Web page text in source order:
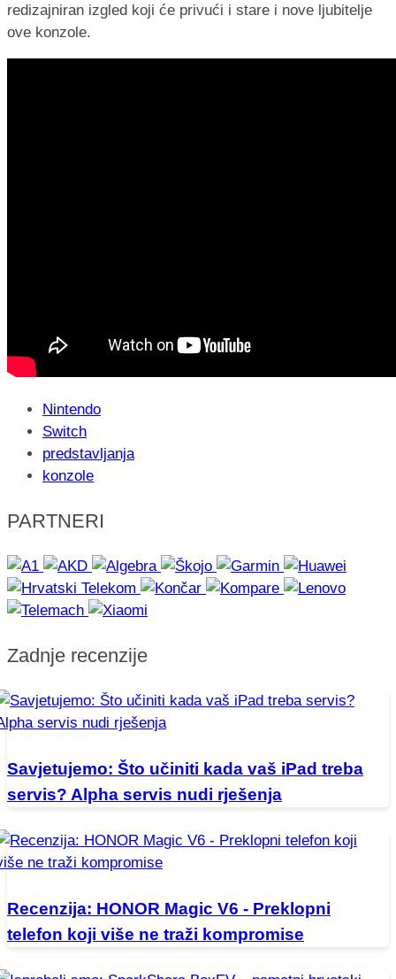
redizajniran izgled koji će privući i stare i nove ljubitelje
ove konzole.
Nintendo
Switch
predstavljanja
konzole
PARTNERI
Zadnje recenzije
Savjetujemo: Što učiniti kada vaš iPad treba
servis? Alpha servis nudi rješenja
Recenzija: HONOR Magic V6 - Preklopni
telefon koji više ne traži kompromise